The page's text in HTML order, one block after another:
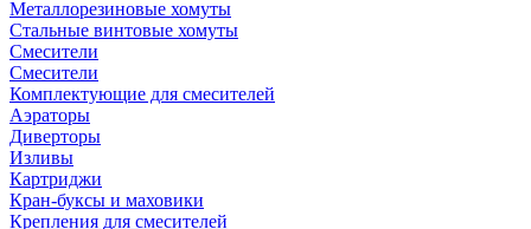
Металлорезиновые хомуты
Стальные винтовые хомуты
Смесители
Смесители
Комплектующие для смесителей
Аэраторы
Диверторы
Изливы
Картриджи
Кран-буксы и маховики
Крепления для смесителей